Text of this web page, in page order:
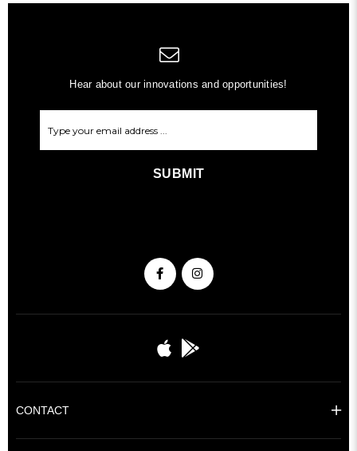
Hear about our innovations and opportunities!
SUBMIT
CONTACT